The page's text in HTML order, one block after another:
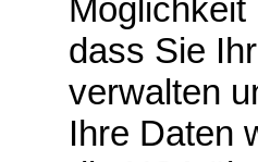
dass Sie
verwalten
Ihre Daten